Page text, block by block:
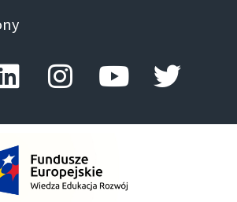
f
LinkedinInstagram
Youtube